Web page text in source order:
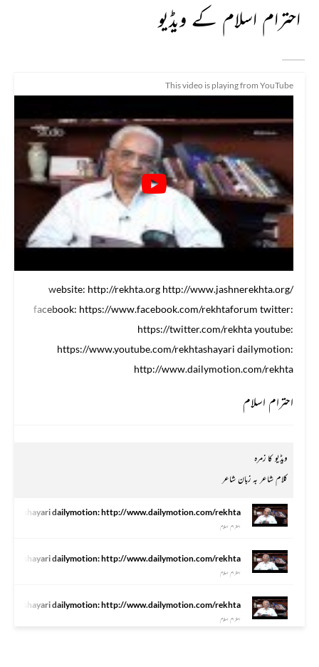
احترام اسلام کے ویڈیو
This video is playing from YouTube
website: http://rekhta.org http://www.jashnerekhta.org/
facebook: https://www.facebook.com/rekhtaforum twitter:
https://twitter.com/rekhta youtube:
https://www.youtube.com/rekhtashayari dailymotion:
http://www.dailymotion.com/rekhta
احترام اسلام
ویڈیو کا زمرہ
کلام شاعر بہ زبان شاعر
dailymotion: http://www.dailymotion.com/rekhta
احترام اسلام
dailymotion: http://www.dailymotion.com/rekhta
احترام اسلام
dailymotion: http://www.dailymotion.com/rekhta
احترام اسلام